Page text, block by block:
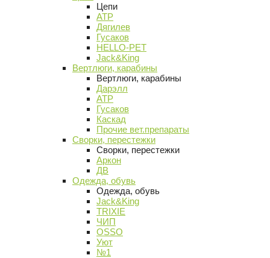
Цепи
АТР
Дягилев
Гусаков
HELLO-PET
Jack&King
Вертлюги, карабины
Вертлюги, карабины
Дарэлл
АТР
Гусаков
Каскад
Прочие вет.препараты
Сворки, перестежки
Сворки, перестежки
Аркон
ДВ
Одежда, обувь
Одежда, обувь
Jack&King
TRIXIE
ЧИП
OSSO
Уют
№1